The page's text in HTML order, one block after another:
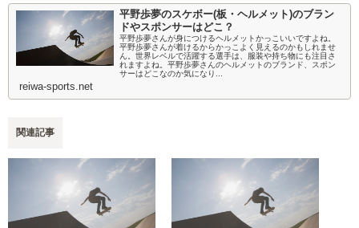
平野歩夢のスケボー(板・ヘルメット)のブラン
ドやスポンサーはどこ？
平野歩夢さんが身につけるヘルメットかっこいいですよね。
平野歩夢さんが着けるからかっこよく見えるのかもしれませ
ん。世界レベルで活躍する選手は、服装や持ち物にも注目さ
れますよね。平野歩夢さんのヘルメットのブランド、スポン
サーはどこなのか気になり...
reiwa-sports.net
関連記事